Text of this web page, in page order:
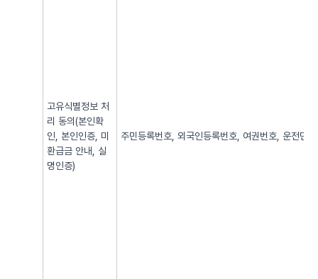
고유식별정보 처
리 동의(본인확
인, 본인인증, 미
환급금 안내, 실
명인증)
주민등록번호, 외국인등록번호, 여권번호, 운전면